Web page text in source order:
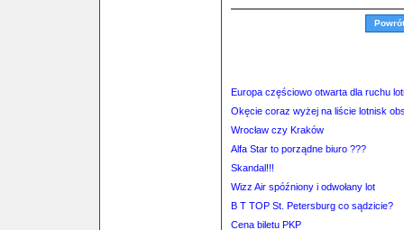
Europa częściowo otwarta dla ruchu
Okęcie coraz wyżej na liście lotnisk
Wrocław czy Kraków
Alfa Star to porządne biuro ???
Skandal!!!
Wizz Air spóźniony i odwołany lot
B T TOP St. Petersburg co sądzicie?
Cena biletu PKP